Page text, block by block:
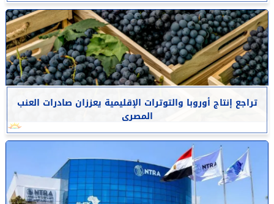
تراجع إنتاج أوروبا والتوترات الإقليمية يعززان صادرات العنب
المصرى